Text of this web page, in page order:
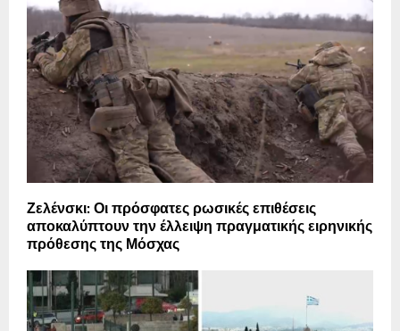
Ζελένσκι: Οι πρόσφατες ρωσικές επιθέσεις
αποκαλύπτουν την έλλειψη πραγματικής ειρηνικής
πρόθεσης της Μόσχας